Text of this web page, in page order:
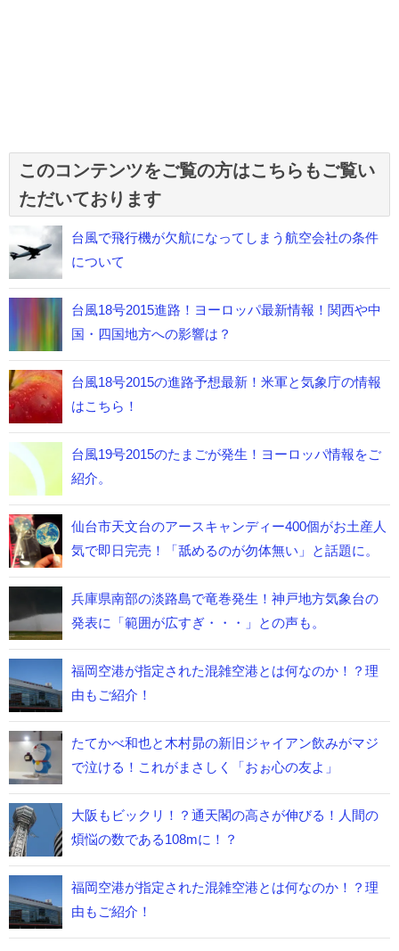
このコンテンツをご覧の方はこちらもご覧い
ただいております
台風で飛行機が欠航になってしまう航空会社の条件
について
台風18号2015進路！ヨーロッパ最新情報！関西や中
国・四国地方への影響は？
台風18号2015の進路予想最新！米軍と気象庁の情報
はこちら！
台風19号2015のたまごが発生！ヨーロッパ情報をご
紹介。
仙台市天文台のアースキャンディー400個がお土産人
気で即日完売！「舐めるのが勿体無い」と話題に。
兵庫県南部の淡路島で竜巻発生！神戸地方気象台の
発表に「範囲が広すぎ・・・」との声も。
福岡空港が指定された混雑空港とは何なのか！？理
由もご紹介！
たてかべ和也と木村昴の新旧ジャイアン飲みがマジ
で泣ける！これがまさしく「おぉ心の友よ」
大阪もビックリ！？通天閣の高さが伸びる！人間の
煩悩の数である108mに！？
福岡空港が指定された混雑空港とは何なのか！？理
由もご紹介！